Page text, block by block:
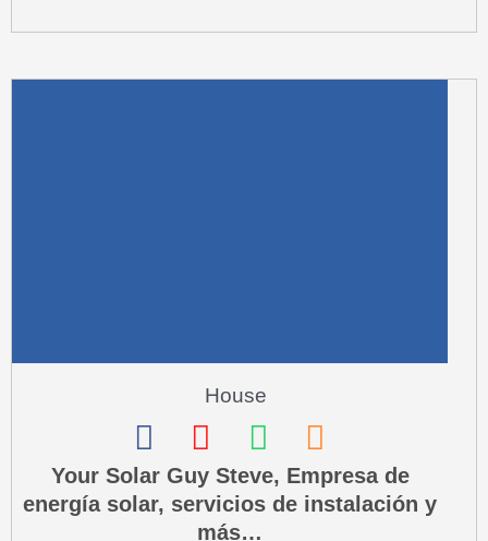
k
a
m
p
q
u
House
F
a
c
I
n
s
W
h
a
P
h
o
Your Solar Guy Steve, Empresa de
energía solar, servicios de instalación y
más…